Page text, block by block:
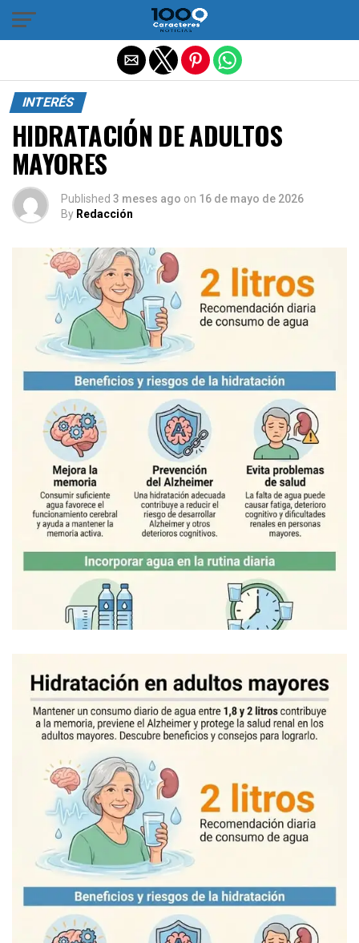
INTERÉS
HIDRATACIÓN DE ADULTOS
MAYORES
Published 3 meses ago on 16 de mayo de 2026
By Redacción
Salir de la versión móvil